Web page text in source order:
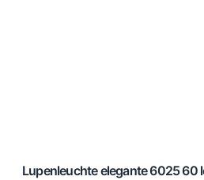
Lupenleuchte elegante 6025 60